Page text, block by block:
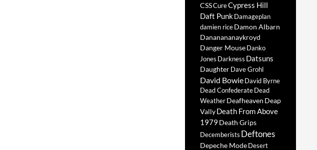
CSSCureCypress Hill
Daft PunkDamageplan
damien riceDamon Albarn
Dananananaykroyd
Danger MouseDanko
Jones Darkness Datsuns
DaughterDave Grohl
David BowieDavid Byrne
Dead ConfederateDead
WeatherDeafheaven Deap
VallyDeath From Above
1979 Death Grips
Decemberists Deftones
Depeche ModeDesert